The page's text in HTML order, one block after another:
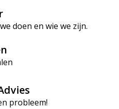
doen en wie we zijn.
probleem!